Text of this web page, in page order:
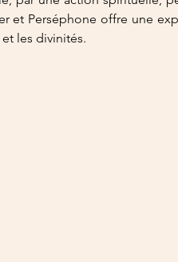
et Perséphone offre une
les divinités.